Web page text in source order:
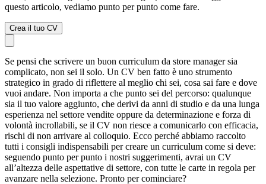
questo articolo, vediamo punto per punto come fare.
Crea il tuo CV
Se pensi che scrivere un buon curriculum da store manager sia
complicato, non sei il solo. Un CV ben fatto è uno strumento
strategico in grado di riflettere al meglio chi sei, cosa sai fare e dove
vuoi andare. Non importa a che punto sei del percorso: qualunque
sia il tuo valore aggiunto, che derivi da anni di studio e da una lunga
esperienza nel settore vendite oppure da determinazione e forza di
volontà incrollabili, se il CV non riesce a comunicarlo con efficacia,
rischi di non arrivare al colloquio. Ecco perché abbiamo raccolto
tutti i consigli indispensabili per creare un curriculum come si deve:
seguendo punto per punto i nostri suggerimenti, avrai un CV
all’altezza delle aspettative di settore, con tutte le carte in regola per
avanzare nella selezione. Pronto per cominciare?